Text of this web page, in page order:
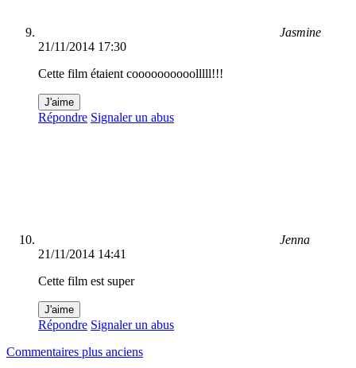
Jasmine
21/11/2014 17:30
Cette film étaient coooooooooolllll!!!
J'aime
Répondre Signaler un abus
Jenna
21/11/2014 14:41
Cette film est super
J'aime
Répondre Signaler un abus
Navigation
Commentaires plus anciens